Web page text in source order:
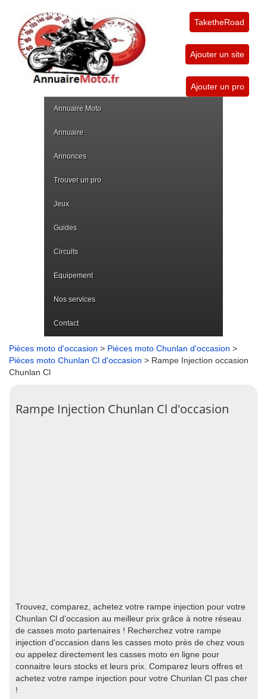
TaketheRoad
Ajouter un site
Ajouter un pro
Annuaire Moto
Annuaire
Annonces
Trouver un pro
Jeux
Guides
Circuits
Equipement
Nos services
Contact
Pièces moto d'occasion > Pièces moto Chunlan d'occasion >
Pièces moto Chunlan Cl d'occasion > Rampe Injection occasion
Chunlan Cl
Rampe Injection Chunlan Cl d'occasion
Trouvez, comparez, achetez votre rampe injection pour votre
Chunlan Cl d'occasion au meilleur prix grâce à notre réseau
de casses moto partenaires ! Recherchez votre rampe
injection d'occasion dans les casses moto près de chez vous
ou appelez directement les casses moto en ligne pour
connaitre leurs stocks et leurs prix. Comparez leurs offres et
achetez votre rampe injection pour votre Chunlan Cl pas cher
!